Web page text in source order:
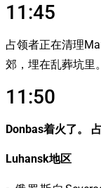
11:45
占领者正在清理
郊，埋在乱葬坑里
11:50
Donbas着火了。
Luhansk地区